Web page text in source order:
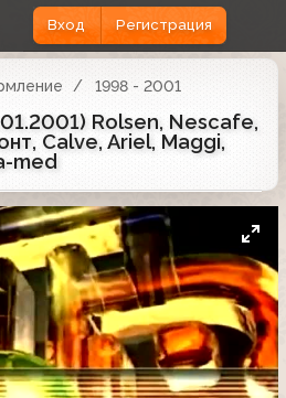
Вход Регистрация
1998 - 2001
Rolsen, Nescafe,
Calve, Ariel, Maggi,
med